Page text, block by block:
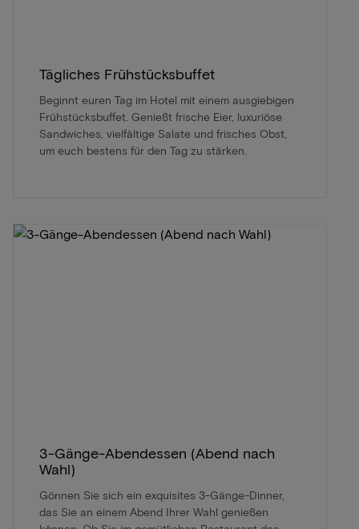
Tägliches Frühstücksbuffet
Beginnt euren Tag im Hotel mit einem ausgiebigen
Frühstücksbuffet. Genießt frische Eier, luxuriöse
Sandwiches, vielfältige Salate und frisches Obst,
um euch bestens für den Tag zu stärken.
3-Gänge-Abendessen (Abend nach
Wahl)
Gönnen Sie sich ein exquisites 3-Gänge-Dinner,
das Sie an einem Abend Ihrer Wahl genießen